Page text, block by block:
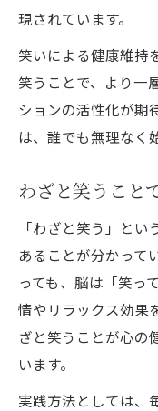
現されています。
笑いによる健康維持
笑うことで、より一
ションの活性化が期
は、誰でも無理なく
わざと笑うこと
「わざと笑う」と
あることが分かって
っても、脳は「笑っ
情やリラックス効果
ざと笑うことが心の
います。
実践方法としては、